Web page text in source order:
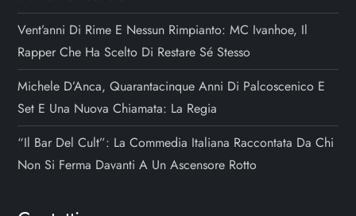
Vent’anni Di Rime E Nessun Rimpianto: MC Ivanhoe, Il
Rapper Che Ha Scelto Di Restare Sé Stesso
Michele D’Anca, Quarantacinque Anni Di Palcoscenico E
Set E Una Nuova Chiamata: La Regia
“Il Bar Del Cult”: La Commedia Italiana Raccontata Da Chi
Non Si Ferma Davanti A Un Ascensore Rotto